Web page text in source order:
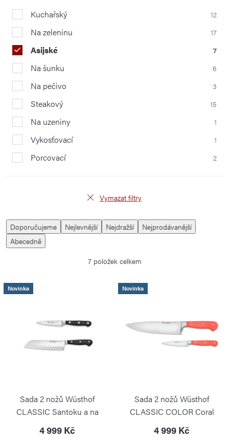
Kuchařský 12
Na zeleninu 17
Asijské 7
Na šunku 6
Na pečivo 3
Steakový 15
Na uzeniny 1
Vykosťovací 1
Porcovací 2
Vymazat filtry
V
ý
p
s
p
Ř
a
z
n
í
Doporučujeme Nejlevnější Nejdražší
Nejprodávanější
Abecedně
7položek celkem
Novinka
Sada 2 nožů Wüsthof
CLASSIC Santoku a na
zeleninu PS
4 999 Kč
Novinka
Sada 2 nožů Wüsthof
CLASSIC COLOR Coral
Peach santoku a na zeleninu
PS
4 999 Kč